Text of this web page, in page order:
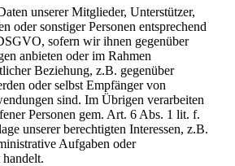
unserer Mitglieder, Unterstützer,
oder sonstiger Personen entsprechend
sofern wir ihnen gegenüber
anbieten oder im Rahmen
Beziehung, z.B. gegenüber
oder selbst Empfänger von
sind. Im Übrigen verarbeiten
Personen gem. Art. 6 Abs. 1 lit. f.
unserer berechtigten Interessen, z.B.
Aufgaben oder